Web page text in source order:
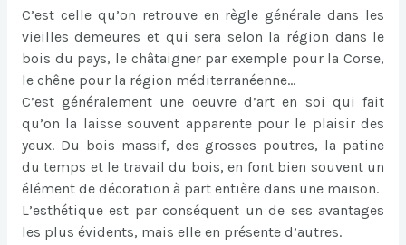
C’est celle qu’on retrouve en règle générale dans les
vieilles demeures et qui sera selon la région dans le
bois du pays, le châtaigner par exemple pour la Corse,
le chêne pour la région méditerranéenne…
C’est généralement une oeuvre d’art en soi qui fait
qu’on la laisse souvent apparente pour le plaisir des
yeux. Du bois massif, des grosses poutres, la patine
du temps et le travail du bois, en font bien souvent un
élément de décoration à part entière dans une maison.
L’esthétique est par conséquent un de ses avantages
les plus évidents, mais elle en présente d’autres.